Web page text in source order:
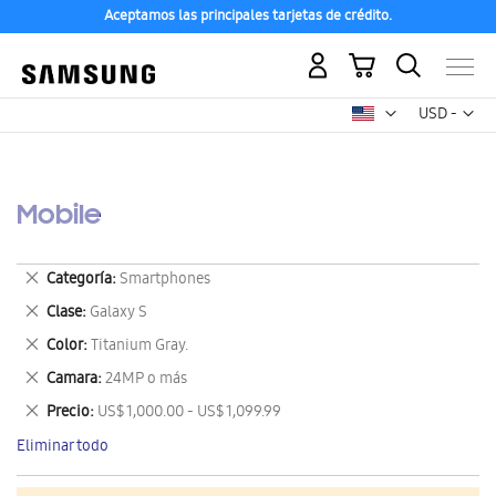
Aceptamos las principales tarjetas de crédito.
USD -
dólar
Mi carrito
Mobile
Categoría Smartphones
Eliminar
este
artículo
Clase Galaxy S
Eliminar
este
artículo
Color Titanium Gray.
Eliminar
este
artículo
Camara 24MP o más
Eliminar
este
artículo
Precio US$ 1,000.00 - US$ 1,099.99
Eliminar
este
artículo
Eliminar todo